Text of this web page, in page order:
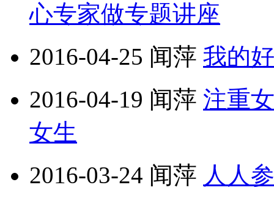
心专家做专题讲座
2016-04-25 闻萍 我的
2016-04-19 闻萍 注重
女生
2016-03-24 闻萍 人人